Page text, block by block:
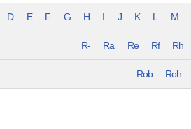
D E F G H I J K L M
R- Ra Re Rf Rh
Rob Roh